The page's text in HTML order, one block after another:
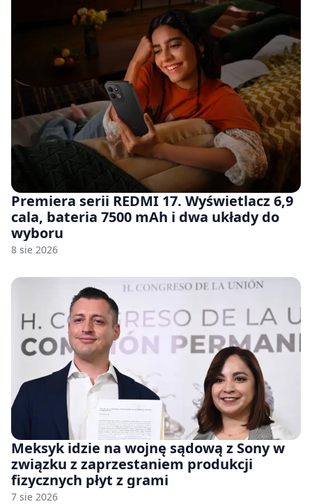
Premiera serii REDMI 17. Wyświetlacz 6,9
cala, bateria 7500 mAh i dwa układy do
wyboru
8 sie 2026
Meksyk idzie na wojnę sądową z Sony w
związku z zaprzestaniem produkcji
fizycznych płyt z grami
7 sie 2026